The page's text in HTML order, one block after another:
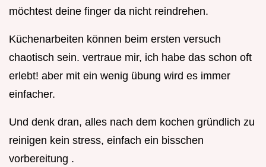
möchtest deine finger da nicht reindrehen.
Küchenarbeiten können beim ersten versuch
chaotisch sein. vertraue mir, ich habe das schon oft
erlebt! aber mit ein wenig übung wird es immer
einfacher.
Und denk dran, alles nach dem kochen gründlich zu
reinigen kein stress, einfach ein bisschen
vorbereitung .